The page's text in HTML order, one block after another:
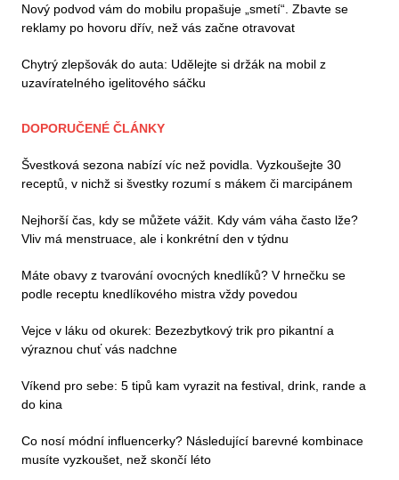
Nový podvod vám do mobilu propašuje „smetí“. Zbavte se
reklamy po hovoru dřív, než vás začne otravovat
Chytrý zlepšovák do auta: Udělejte si držák na mobil z
uzavíratelného igelitového sáčku
DOPORUČENÉ ČLÁNKY
Švestková sezona nabízí víc než povidla. Vyzkoušejte 30
receptů, v nichž si švestky rozumí s mákem či marcipánem
Nejhorší čas, kdy se můžete vážit. Kdy vám váha často lže?
Vliv má menstruace, ale i konkrétní den v týdnu
Máte obavy z tvarování ovocných knedlíků? V hrnečku se
podle receptu knedlíkového mistra vždy povedou
Vejce v láku od okurek: Bezezbytkový trik pro pikantní a
výraznou chuť vás nadchne
Víkend pro sebe: 5 tipů kam vyrazit na festival, drink, rande a
do kina
Co nosí módní influencerky? Následující barevné kombinace
musíte vyzkoušet, než skončí léto